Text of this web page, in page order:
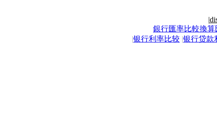
|
銀行匯率比較換算
|银行利率比较 |银行贷款